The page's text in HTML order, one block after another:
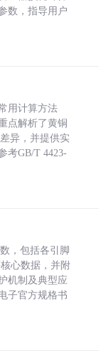
数，指导用户
用计算方法
点解析了黄铜
异，并提供实
考GB/T 4423-
，包括各引脚
心数据，并附
机制及典型应
子官方规格书